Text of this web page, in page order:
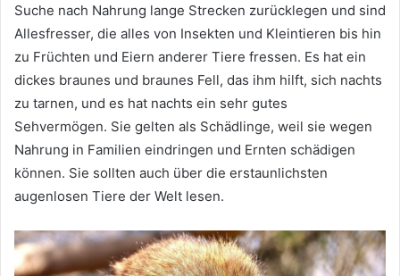
Suche nach Nahrung lange Strecken zurücklegen und sind
Allesfresser, die alles von Insekten und Kleintieren bis hin
zu Früchten und Eiern anderer Tiere fressen. Es hat ein
dickes braunes und braunes Fell, das ihm hilft, sich nachts
zu tarnen, und es hat nachts ein sehr gutes
Sehvermögen. Sie gelten als Schädlinge, weil sie wegen
Nahrung in Familien eindringen und Ernten schädigen
können. Sie sollten auch über die erstaunlichsten
augenlosen Tiere der Welt lesen.